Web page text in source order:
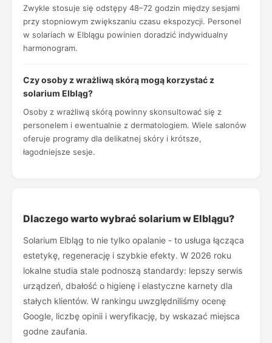
Zwykle stosuje się odstępy 48–72 godzin między sesjami
przy stopniowym zwiększaniu czasu ekspozycji. Personel
w solariach w Elblągu powinien doradzić indywidualny
harmonogram.
Czy osoby z wrażliwą skórą mogą korzystać z
solarium Elbląg?
Osoby z wrażliwą skórą powinny skonsultować się z
personelem i ewentualnie z dermatologiem. Wiele salonów
oferuje programy dla delikatnej skóry i krótsze,
łagodniejsze sesje.
Dlaczego warto wybrać solarium w Elblągu?
Solarium Elbląg to nie tylko opalanie - to usługa łącząca
estetykę, regenerację i szybkie efekty. W 2026 roku
lokalne studia stale podnoszą standardy: lepszy serwis
urządzeń, dbałość o higienę i elastyczne karnety dla
stałych klientów. W rankingu uwzględniliśmy ocenę
Google, liczbę opinii i weryfikację, by wskazać miejsca
godne zaufania.